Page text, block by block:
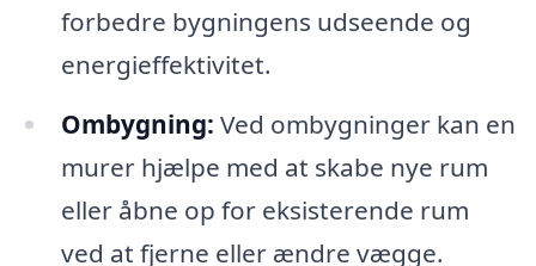
forbedre bygningens udseende og
energieffektivitet.
Ombygning: Ved ombygninger kan en
murer hjælpe med at skabe nye rum
eller åbne op for eksisterende rum
ved at fjerne eller ændre vægge.